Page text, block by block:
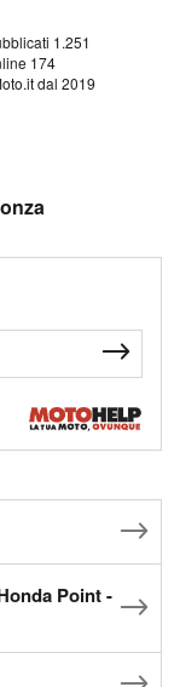
1.251
174
dal 2019
Point -